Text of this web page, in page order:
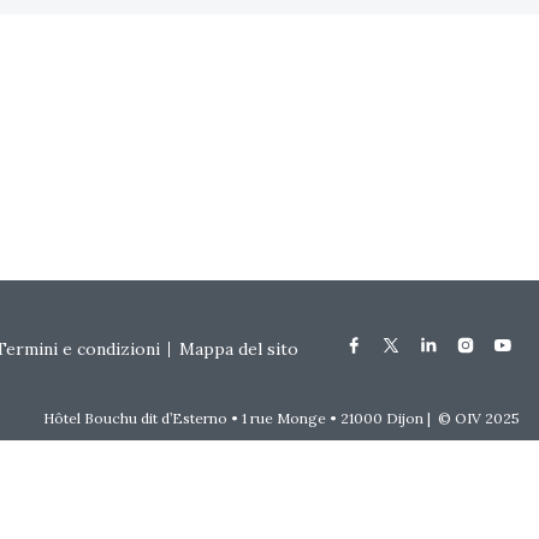
e condizioni Mappa del sito
Hôtel Bouchu dit d’Esterno • 1 rue Monge • 21000 Dijon | © OIV 2025